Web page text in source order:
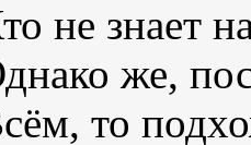
не знает
же,
то